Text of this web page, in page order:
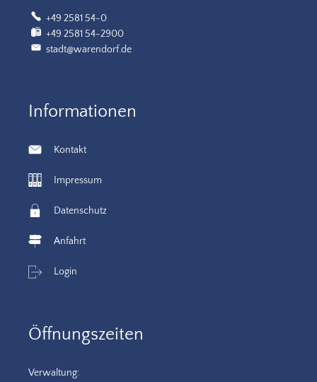
+49 2581 54-0
+49 2581 54-2900
stadt@warendorf.de
Informationen
Kontakt
Impressum
Datenschutz
Anfahrt
Login
Öffnungszeiten
Verwaltung: